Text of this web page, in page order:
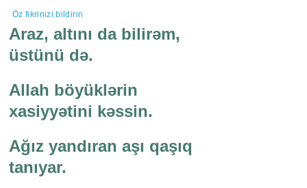
Öz fikrinizi bildirin
Araz, altını da bilirəm,
üstünü də.
Allah böyüklərin
xasiyyətini kəssin.
Ağız yandıran aşı qaşıq
tanıyar.